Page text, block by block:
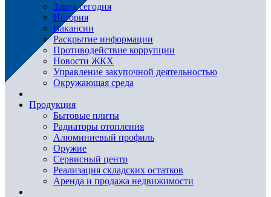
Завод сегодня
История
Вакансии
Раскрытие информации
Противодействие коррупции
Новости ЖКХ
Управление закупочной деятельностью
Окружающая среда
Продукция
Бытовые плиты
Радиаторы отопления
Алюминиевый профиль
Оружие
Сервисный центр
Реализация складских остатков
Аренда и продажа недвижимости